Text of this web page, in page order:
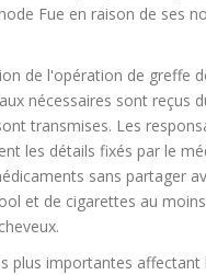
Fue en raison de ses
de l'opération de greffe
nécessaires sont reçus
transmises. Les
les détails fixés par le
sans partager
et de cigarettes au
plus importantes affectant